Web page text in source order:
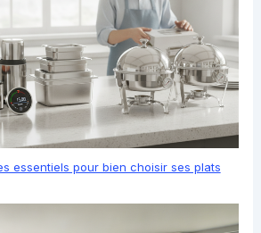
essentiels pour bien choisir ses plats